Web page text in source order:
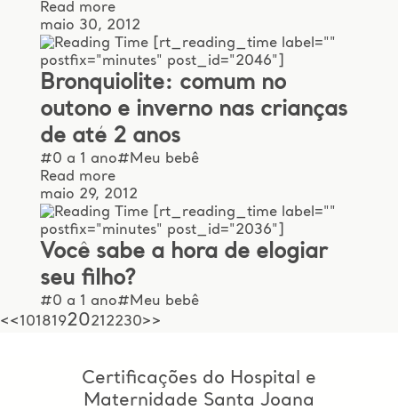
Read more
maio 30, 2012
[rt_reading_time label=""
postfix="minutes" post_id="2046"]
Bronquiolite: comum no
outono e inverno nas crianças
de até 2 anos
#0 a 1 ano#Meu bebê
Read more
maio 29, 2012
[rt_reading_time label=""
postfix="minutes" post_id="2036"]
Você sabe a hora de elogiar
seu filho?
#0 a 1 ano#Meu bebê
<<1018192021 2230>>
Certificações do Hospital e
Maternidade Santa Joana